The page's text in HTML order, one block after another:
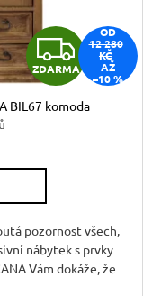
Z
D
A
ZDARMA
OD
12 280
KČ
AŽ
–10 %
BIL67 komoda
pozornost všech,
nábytek s prvky
Vám dokáže, že